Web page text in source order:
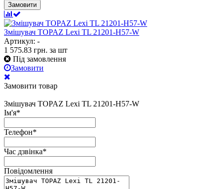
Замовити
Змішувач TOPAZ Lexi TL 21201-H57-W
Артикул: -
1 575.83 грн. за шт
Під замовлення
Замовити
Замовити товар
Змішувач TOPAZ Lexi TL 21201-H57-W
Ім'я*
Телефон*
Час дзвінка*
Повідомлення